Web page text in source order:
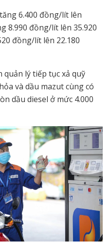
6.400 đồng/lít lên
8.990 đồng/lít lên 35.920
đồng/lít lên 22.180
quản lý tiếp tục xả quỹ
và dầu mazut cùng có
dầu diesel ở mức 4.000